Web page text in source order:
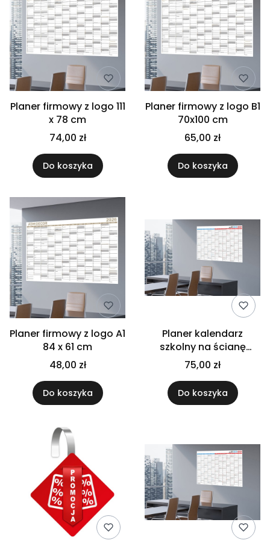
Planer firmowy z logo 111
x 78 cm
74,00 zł
Do koszyka
Planer firmowy z logo B1
70x100 cm
65,00 zł
Do koszyka
Planer firmowy z logo A1
84 x 61 cm
48,00 zł
Do koszyka
Planer kalendarz
szkolny na ścianę
2025/26 106x150 cm
75,00 zł
Do koszyka